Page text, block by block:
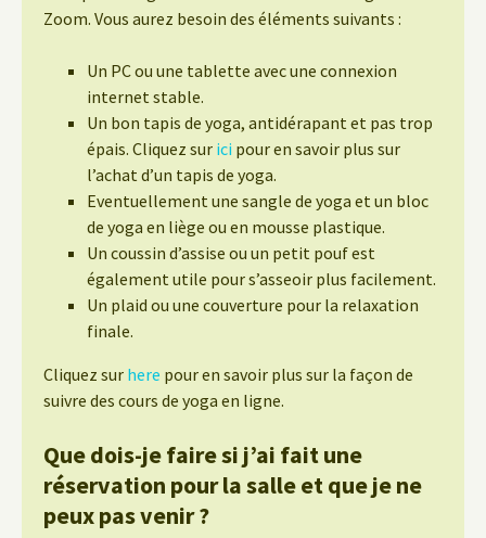
Zoom. Vous aurez besoin des éléments suivants :
Un PC ou une tablette avec une connexion
internet stable.
Un bon tapis de yoga, antidérapant et pas trop
épais. Cliquez sur ici pour en savoir plus sur
l’achat d’un tapis de yoga.
Eventuellement une sangle de yoga et un bloc
de yoga en liège ou en mousse plastique.
Un coussin d’assise ou un petit pouf est
également utile pour s’asseoir plus facilement.
Un plaid ou une couverture pour la relaxation
finale.
Cliquez sur here pour en savoir plus sur la façon de
suivre des cours de yoga en ligne.
Que dois-je faire si j’ai fait une
réservation pour la salle et que je ne
peux pas venir ?